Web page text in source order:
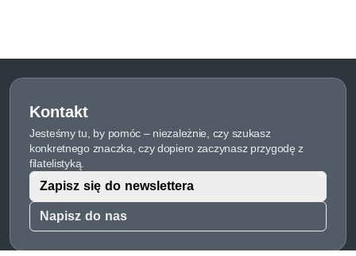
Kontakt
Jesteśmy tu, by pomóc – niezależnie, czy szukasz
konkretnego znaczka, czy dopiero zaczynasz przygodę z
filatelistyką.
Napisz do nas
Zapisz się do newslettera